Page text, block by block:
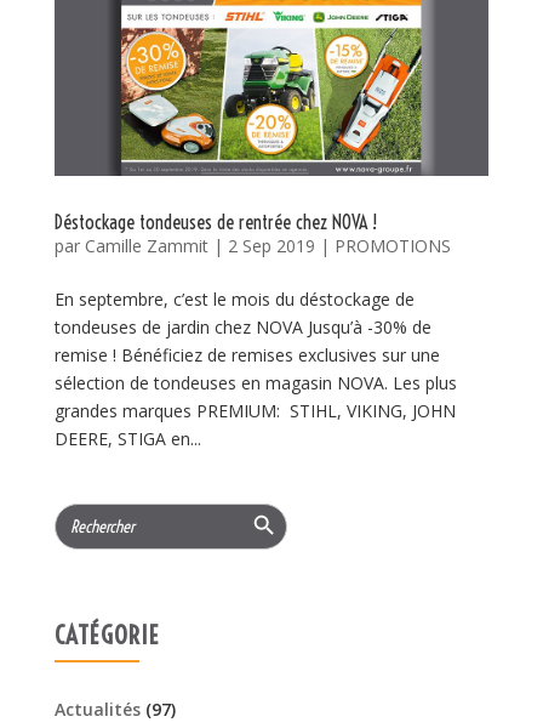
Déstockage tondeuses de rentrée chez NOVA !
par Camille Zammit| 2 Sep 2019 | PROMOTIONS
En septembre, c’est le mois du déstockage de
tondeuses de jardin chez NOVA Jusqu’à -30% de
remise ! Bénéficiez de remises exclusives sur une
sélection de tondeuses en magasin NOVA. Les plus
grandes marques PREMIUM: STIHL, VIKING, JOHN
DEERE, STIGA en...
Search
for:
Search Button
CATÉGORIE
Actualités(97)